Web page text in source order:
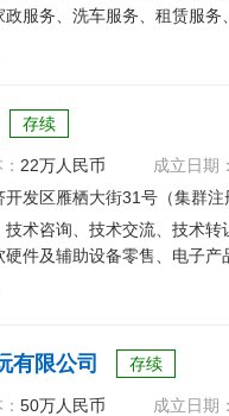
服务、洗车服务、租赁服
存续
22万人民币
成立日期
发区雁栖大街31号（集群注
术咨询、技术交流、技术
硬件及辅助设备零售、电子
有限公司 存续
50万人民币
成立日期